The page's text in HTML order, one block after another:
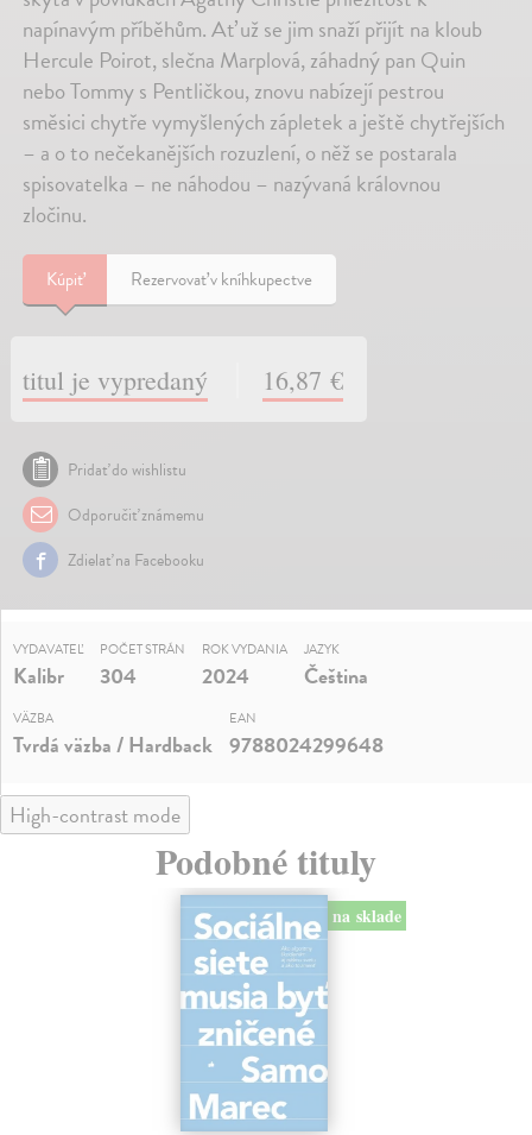
napínavým příběhům. Ať už se jim snaží přijít na kloub
Hercule Poirot, slečna Marplová, záhadný pan Quin
nebo Tommy s Pentličkou, znovu nabízejí pestrou
směsici chytře vymyšlených zápletek a ještě chytřejších
– a o to nečekanějších rozuzlení, o něž se postarala
spisovatelka – ne náhodou – nazývaná královnou
zločinu.
Kúpiť Rezervovať v kníhkupectve
titul je vypredaný 16,87 €
Pridať do wishlistu
Odporučiť známemu
Zdielať na Facebooku
VYDAVATEĽ
Kalibr
POČET STRÁN
304
ROK VYDANIA
2024
JAZYK
Čeština
VÄZBA
Tvrdá väzba / Hardback
EAN
9788024299648
High-contrast mode
Podobné tituly
na sklade